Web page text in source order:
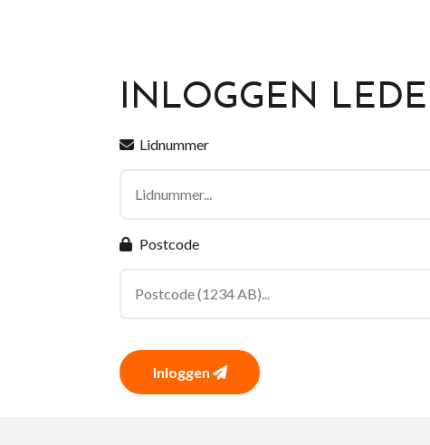
INLOGGEN
Lidnummer
Postcode
Inloggen